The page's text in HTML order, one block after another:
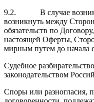
9.2. В случае
возникнуть между
обязательств по
настоящей Оферты,
мирным путем до начала
Судебное
законодательством
Споры или разногласия,